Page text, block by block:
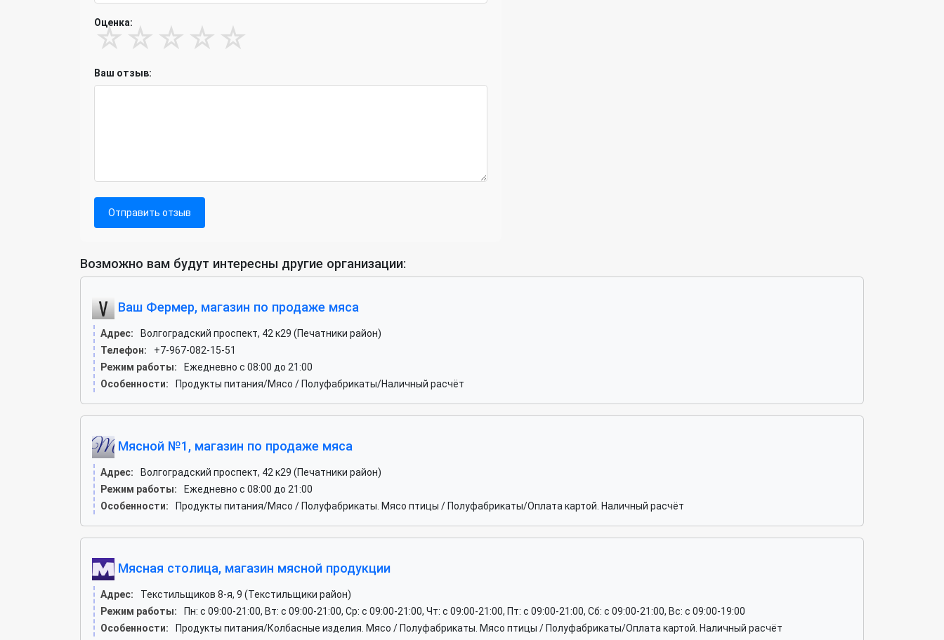
Оценка:
☆ ☆ ☆ ☆ ☆
Ваш отзыв:
Отправить отзыв
Возможно вам будут интересны другие организации:
Ваш Фермер, магазин по продаже мяса
Адрес:
Волгоградский проспект, 42 к29 (Печатники район)
Телефон:
+7-967-082-15-51
Режим работы:
Ежедневно с 08:00 до 21:00
Особенности:
Продукты питания/Мясо / Полуфабрикаты/Наличный расчёт
Мясной №1, магазин по продаже мяса
Адрес:
Волгоградский проспект, 42 к29 (Печатники район)
Режим работы:
Ежедневно с 08:00 до 21:00
Особенности:
Продукты питания/Мясо / Полуфабрикаты. Мясо птицы / Полуфабрикаты/Оплата картой. Наличный расчёт
Мясная столица, магазин мясной продукции
Адрес:
Текстильщиков 8-я, 9 (Текстильщики район)
Режим работы:
Пн: c 09:00-21:00, Вт: c 09:00-21:00, Ср: c 09:00-21:00, Чт: c 09:00-21:00, Пт: c 09:00-21:00, Сб: c 09:00-21:00, Вс: c 09:00-19:00
Особенности:
Продукты питания/Колбасные изделия. Мясо / Полуфабрикаты. Мясо птицы / Полуфабрикаты/Оплата картой. Наличный расчёт